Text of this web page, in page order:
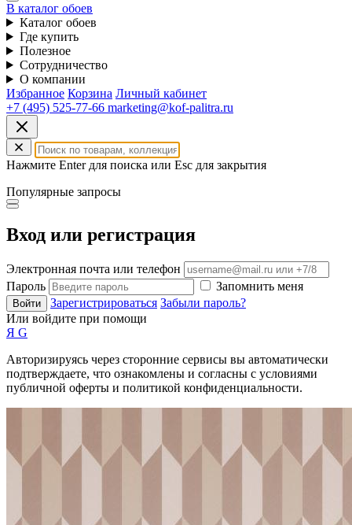
В каталог обоев
Каталог обоев
Где купить
Полезное
Сотрудничество
О компании
Избранное Корзина Личный кабинет
+7 (495) 525-77-66 marketing@kof-palitra.ru
Нажмите Enter для поиска или Esc для закрытия
Популярные запросы
Вход или регистрация
Электронная почта или телефон
Пароль
Запомнить меня
Войти Зарегистрироваться Забыли пароль?
Или войдите при помощи
Я G
Авторизируясь через сторонние сервисы вы автоматически
подтверждаете, что ознакомлены и согласны с условиями
публичной оферты и политикой конфиденциальности.